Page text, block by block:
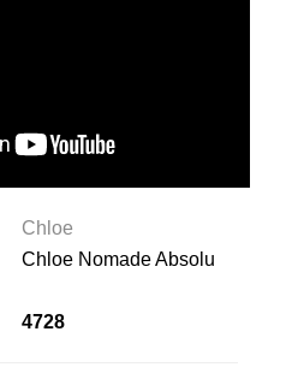
Chloe
Chloe Nomade Absolu
4728